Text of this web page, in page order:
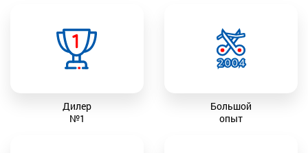
Дилер
№1
Большой
опыт